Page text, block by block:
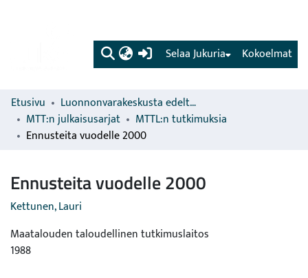
(current) Kokoelmat
Selaa Jukuria
Etusivu
Luonnonvarakeskusta edeltävien organisaatioiden sarjat
MTT:n julkaisusarjat
MTTL:n tutkimuksia
Ennusteita vuodelle 2000
Ennusteita vuodelle 2000
Kettunen, Lauri
Maatalouden taloudellinen tutkimuslaitos
1988